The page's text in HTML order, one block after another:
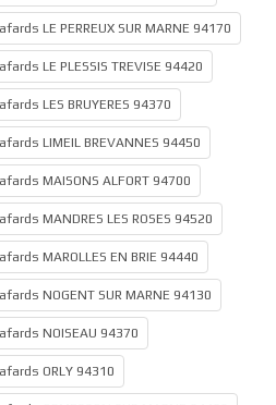
LE PERREUX SUR MARNE 94170
LE PLESSIS TREVISE 94420
LES BRUYERES 94370
LIMEIL BREVANNES 94450
MAISONS ALFORT 94700
MANDRES LES ROSES 94520
MAROLLES EN BRIE 94440
NOGENT SUR MARNE 94130
NOISEAU 94370
ORLY 94310